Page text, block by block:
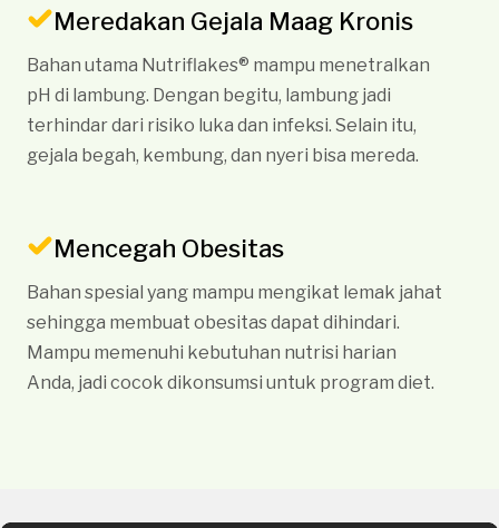
Meredakan Gejala Maag Kronis
Bahan utama Nutriflakes® mampu menetralkan
pH di lambung. Dengan begitu, lambung jadi
terhindar dari risiko luka dan infeksi. Selain itu,
gejala begah, kembung, dan nyeri bisa mereda.
Mencegah Obesitas
Bahan spesial yang mampu mengikat lemak jahat
sehingga membuat obesitas dapat dihindari.
Mampu memenuhi kebutuhan nutrisi harian
Anda, jadi cocok dikonsumsi untuk program diet.